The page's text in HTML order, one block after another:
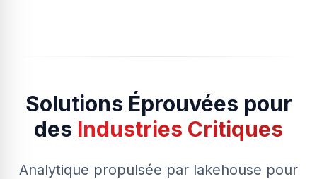
Solutions Éprouvées pour
des Industries Critiques
Analytique propulsée par lakehouse pour